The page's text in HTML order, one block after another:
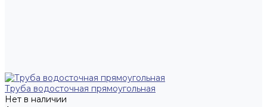
Труба водосточная прямоугольная
Нет в наличии